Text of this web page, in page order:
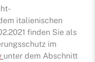
italienischen
finden Sie als
im
unter dem Abschnitt